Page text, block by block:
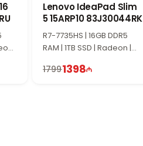
|
Lenovo IdeaPad Slim
5 15ARP10 83J30044RK
R7-7735HS | 16GB DDR5
RAM | 1TB SSD | Radeon |
17991398